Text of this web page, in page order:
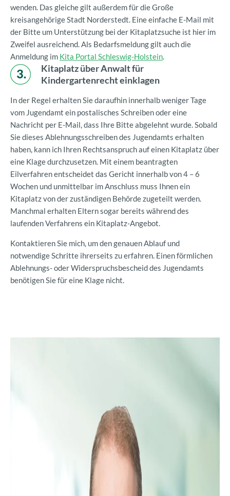
wenden. Das gleiche gilt außerdem für die Große
kreisangehörige Stadt Norderstedt. Eine einfache E-Mail mit
der Bitte um Unterstützung bei der Kitaplatzsuche ist hier im
Zweifel ausreichend. Als Bedarfsmeldung gilt auch die
Anmeldung im Kita Portal Schleswig-Holstein.
Kitaplatz über Anwalt für
Kindergartenrecht einklagen
In der Regel erhalten Sie daraufhin innerhalb weniger Tage
vom Jugendamt ein postalisches Schreiben oder eine
Nachricht per E-Mail, dass Ihre Bitte abgelehnt wurde. Sobald
Sie dieses Ablehnungsschreiben des Jugendamts erhalten
haben, kann ich Ihren Rechtsanspruch auf einen Kitaplatz über
eine Klage durchzusetzen. Mit einem beantragten
Eilverfahren entscheidet das Gericht innerhalb von 4 – 6
Wochen und unmittelbar im Anschluss muss Ihnen ein
Kitaplatz von der zuständigen Behörde zugeteilt werden.
Manchmal erhalten Eltern sogar bereits während des
laufenden Verfahrens ein Kitaplatz-Angebot.
Kontaktieren Sie mich, um den genauen Ablauf und
notwendige Schritte ihrerseits zu erfahren. Einen förmlichen
Ablehnungs- oder Widerspruchsbescheid des Jugendamts
benötigen Sie für eine Klage nicht.